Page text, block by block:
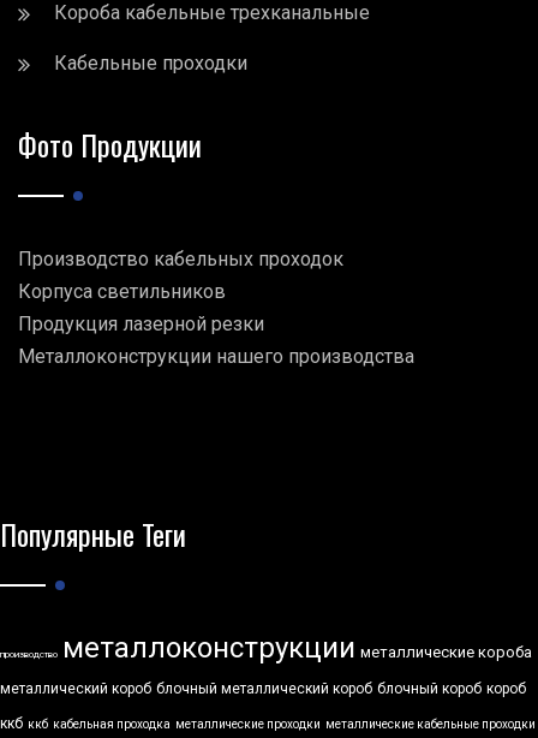
Короба кабельные трехканальные
Кабельные проходки
Фото Продукции
Производство кабельных проходок
Корпуса светильников
Продукция лазерной резки
Металлоконструкции нашего производства
Популярные Теги
производство металлоконструкции металлические короба
металлический короб блочный металлический короб блочный короб короб
ккб ккб кабельная проходка металлические проходки металлические кабельные проходки